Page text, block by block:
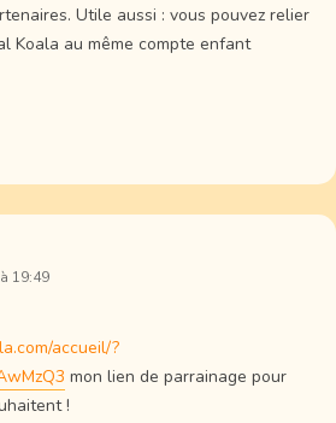
Utile aussi : vous pouvez relier
Koala au même compte enfant
19:49
accueil/?
mon lien de parrainage pour
!